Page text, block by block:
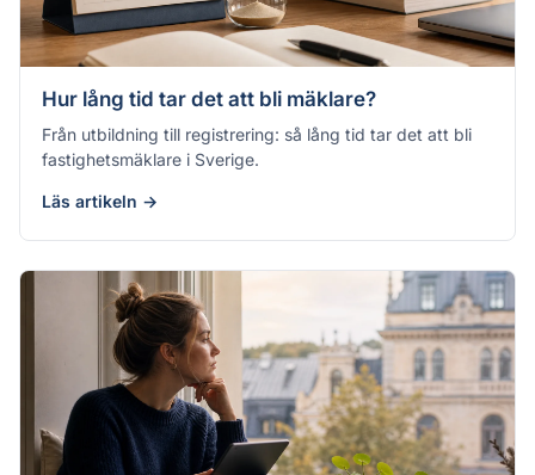
Hur lång tid tar det att bli mäklare?
Från utbildning till registrering: så lång tid tar det att bli
fastighetsmäklare i Sverige.
Läs artikeln →